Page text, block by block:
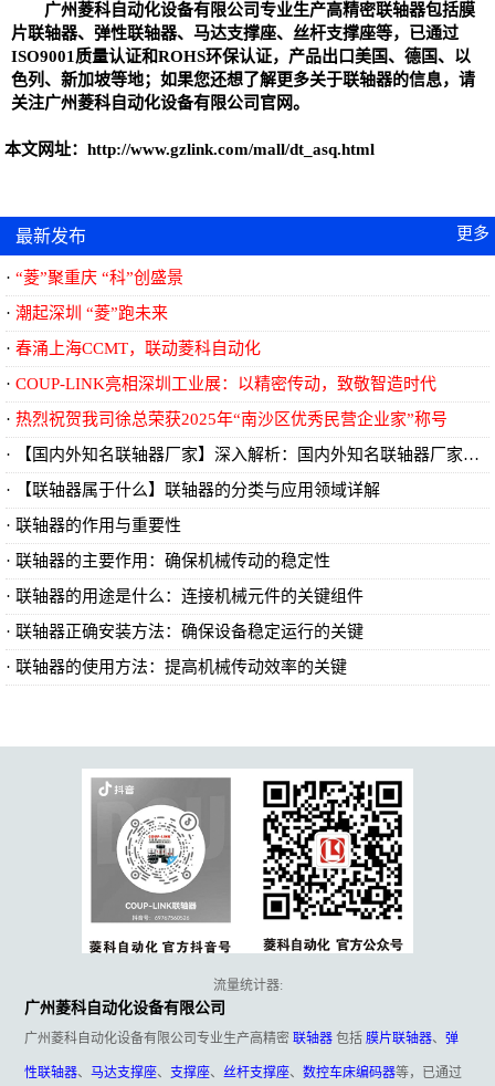
广州菱科自动化设备有限公司专业生产高精密联轴器包括膜
片联轴器、 弹性联轴器、 马达支撑座、丝杆支撑座等，已通过
ISO9001质量认证和ROHS环保认证，产品出口美国、德国、以
色列、新加坡等地；如果您还想了解更多关于联轴器的信息，请
关注广州菱科自动化设备有限公司官网。
本文网址： http://www.gzlink.com/mall/dt_asq.html
最新发布
“菱”聚重庆 “科”创盛景
潮起深圳 “菱”跑未来
春涌上海CCMT，联动菱科自动化
COUP-LINK亮相深圳工业展：以精密传动，致敬智造时代
热烈祝贺我司徐总荣获2025年“南沙区优秀民营企业家”称号
【国内外知名联轴器厂家】深入解析：国内外知名联轴器厂家及其创新技术
【联轴器属于什么】联轴器的分类与应用领域详解
联轴器的作用与重要性
​联轴器的主要作用：确保机械传动的稳定性
​联轴器的用途是什么：连接机械元件的关键组件
​联轴器正确安装方法：确保设备稳定运行的关键
​联轴器的使用方法：提高机械传动效率的关键
更多
<<..
流量统计器:
广州菱科自动化设备有限公司
广州菱科自动化设备有限公司专业生产高精密联轴器 包括膜片联轴器、弹
性联轴器、马达支撑座、 支撑座、丝杆支撑座、数控车床编码器等，已通过